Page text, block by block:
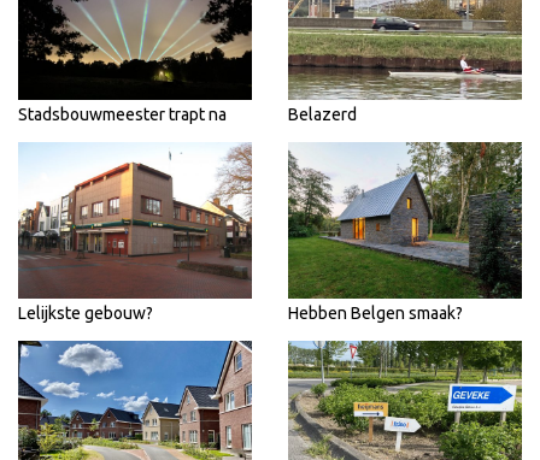
Stadsbouwmeester trapt na Belazerd
Lelijkste gebouw? Hebben Belgen smaak?